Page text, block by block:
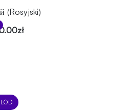
(Rosyjski)
zł